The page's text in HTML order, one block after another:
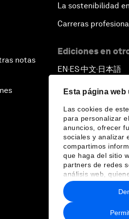
Esta página
Las cookies de
para personalizar
anuncios, ofrecer
sociales y analizar
compartimos
que haga del sitio
partners de redes
análisis web,
combinarla con
haya
recopilado a partir
hecho de sus
notas
La sostenibilidad
Carreras
Ediciones en
EN ▪ ES▪中文▪ 日本語